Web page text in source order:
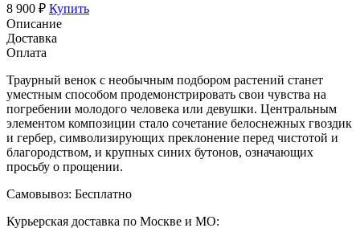
8 900 ₽ Купить
Описание
Доставка
Оплата
Траурный венок с необычным подбором растений станет
уместным способом продемонстрировать свои чувства на
погребении молодого человека или девушки. Центральным
элементом композиции стало сочетание белоснежных гвоздик
и гербер, символизирующих преклонение перед чистотой и
благородством, и крупных синих бутонов, означающих
просьбу о прощении.
Самовывоз: Бесплатно
Курьерская доставка по Москве и МО: